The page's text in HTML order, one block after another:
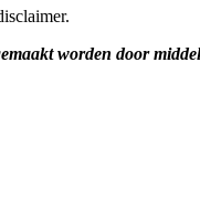
worden door